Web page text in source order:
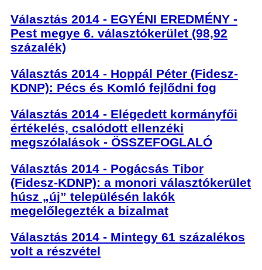
Választás 2014 - EGYÉNI EREDMÉNY -
Pest megye 6. választókerület (98,92
százalék)
Választás 2014 - Hoppál Péter (Fidesz-
KDNP): Pécs és Komló fejlődni fog
Választás 2014 - Elégedett kormányfői
értékelés, csalódott ellenzéki
megszólalások - ÖSSZEFOGLALÓ
Választás 2014 - Pogácsás Tibor
(Fidesz-KDNP): a monori választókerület
húsz „új” településén lakók
megelőlegezték a bizalmat
Választás 2014 - Mintegy 61 százalékos
volt a részvétel